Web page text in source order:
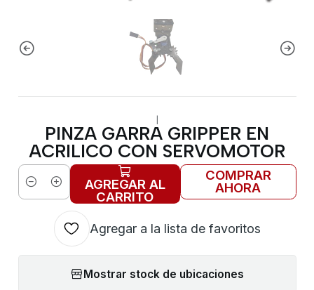
|
PINZA GARRA GRIPPER EN
ACRILICO CON SERVOMOTOR
Cantidad AGREGAR AL
CARRITO
COMPRAR
AHORA
Agregar a la lista de favoritos
Mostrar stock de ubicaciones